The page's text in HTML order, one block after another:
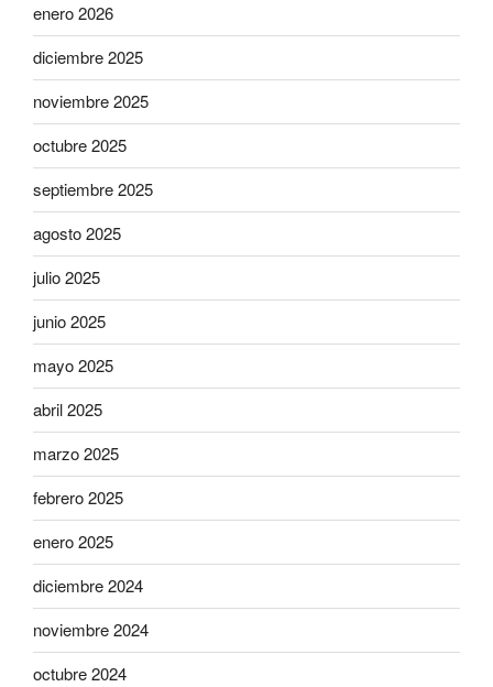
enero 2026
diciembre 2025
noviembre 2025
octubre 2025
septiembre 2025
agosto 2025
julio 2025
junio 2025
mayo 2025
abril 2025
marzo 2025
febrero 2025
enero 2025
diciembre 2024
noviembre 2024
octubre 2024